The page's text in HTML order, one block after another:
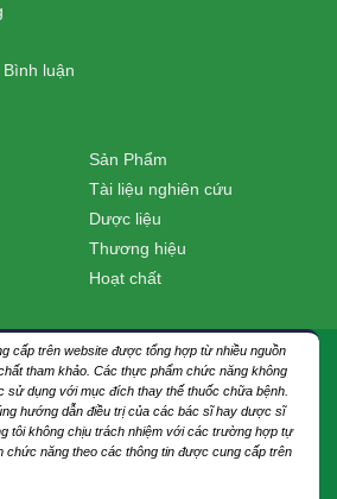
luận
Sản Phẩm
Tài liệu nghiên cứu
Dược liệu
Thương hiệu
Hoạt chất
cấp trên website được tổng hợp từ nhiều nguồn
tham khảo. Các thực phẩm chức năng không
sử dụng với mục đích thay thế thuốc chữa bệnh.
hướng dẫn điều trị của các bác sĩ hay dược sĩ
tôi không chịu trách nhiệm với các trường hợp tự
chức năng theo các thông tin được cung cấp trên